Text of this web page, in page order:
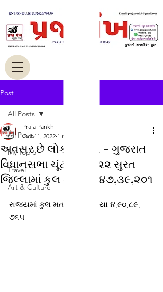
Post
All Posts
My Top 5
Travel
Art & Culture
All Posts
અવસર છે લોકશાહીનો - ગુજરાત
વિધાનસભા ચૂંટણી-૨૦૨૨ સુરત
જિલ્લામાં કુલ મતદારો ૪૭,૩૯,૨૦૧
Praja Pankh
Oct 11, 2022 1 min read
રાજ્યમાં કુલ મતદારોની સંખ્યા ૪,૯૦,૮૯,
૭૬૫